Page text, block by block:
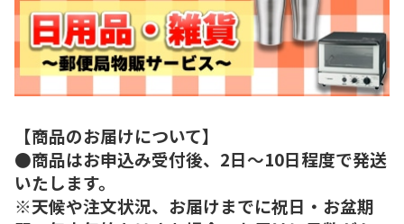
【商品のお届けについて】
●商品はお申込み受付後、2日～10日程度で発送
いたします。
※天候や注文状況、お届けまでに祝日・お盆期